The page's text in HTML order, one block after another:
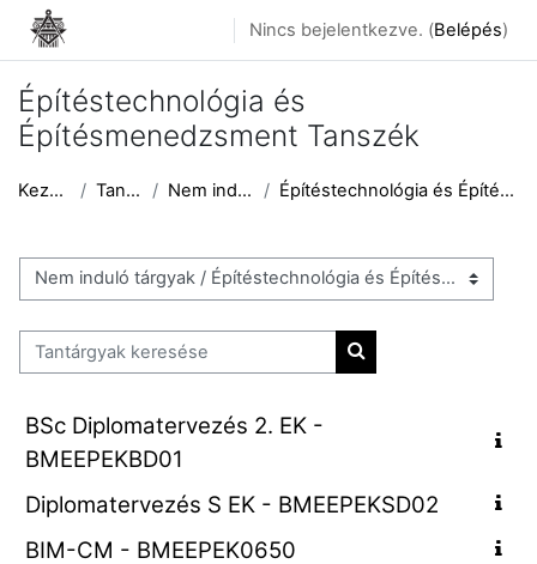
Tovább a fő tartalomhoz
Nincs bejelentkezve. (Belépés)
Építéstechnológia és
Építésmenedzsment Tanszék
Kezdőoldal Tantárgyak Nem induló tárgyak Építéstechnológia és Építésmenedzsment Tanszék
Tantárgykategóriák
Tantárgyak keresése
Tantárgyak keresése
BSc Diplomatervezés 2. EK -
BMEEPEKBD01
Diplomatervezés S EK - BMEEPEKSD02
BIM-CM - BMEEPEK0650